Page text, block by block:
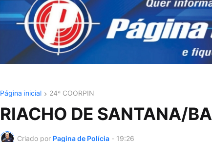
Página inicial 24ª COORPIN
RIACHO DE SANTANA/BA
Criado por Pagina de Polícia - 19:26